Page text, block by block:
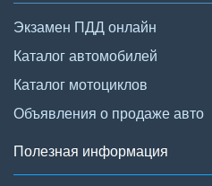
Экзамен ПДД онлайн
Каталог автомобилей
Каталог мотоциклов
Объявления о продаже авто
Полезная информация